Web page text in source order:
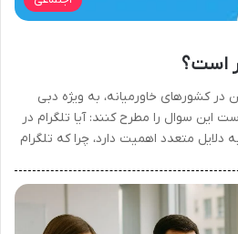
است؟
در کشورهای خاورمیانه، به ویژه دبی
این سوال را مطرح کنند: آیا تلگرام در
متعدد اهمیت دارد، چرا که تلگرام